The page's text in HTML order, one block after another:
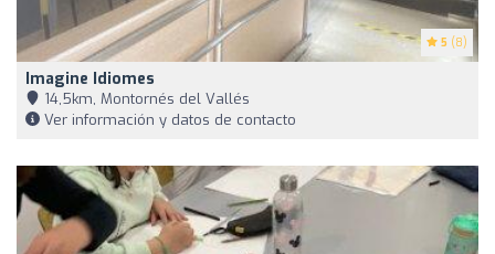
5 (8)
Imagine Idiomes
14,5km, Montornés del Vallés
Ver información y datos de contacto